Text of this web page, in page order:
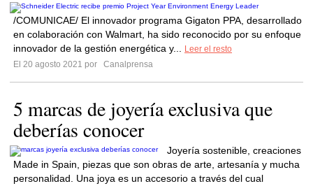
/COMUNICAE/ El innovador programa Gigaton PPA, desarrollado
en colaboración con Walmart, ha sido reconocido por su enfoque
innovador de la gestión energética y...
Leer el resto
El 20 agosto 2021 por
Canalprensa
5 marcas de joyería exclusiva que
deberías conocer
Joyería sostenible, creaciones
Made in Spain, piezas que son obras de arte, artesanía y mucha
personalidad. Una joya es un accesorio a través del cual